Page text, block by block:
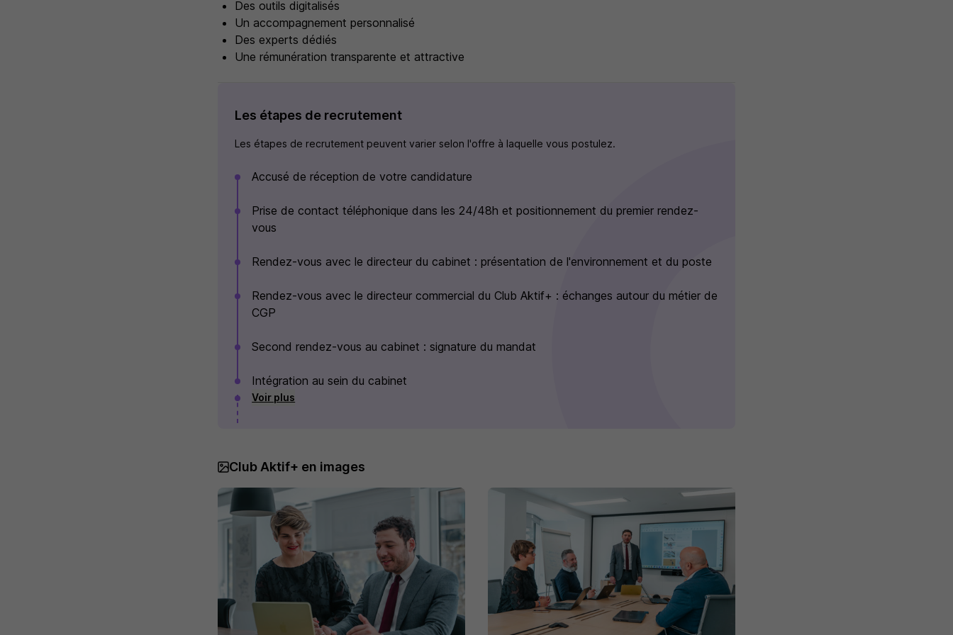
Des outils digitalisés
Un accompagnement personnalisé
Des experts dédiés
Une rémunération transparente et attractive
Les étapes de recrutement
Les étapes de recrutement peuvent varier selon l'offre à laquelle vous postulez.
Accusé de réception de votre candidature
Prise de contact téléphonique dans les 24/48h et positionnement du premier rendez-
vous
Rendez-vous avec le directeur du cabinet : présentation de l'environnement et du poste
Rendez-vous avec le directeur commercial du Club Aktif+ : échanges autour du métier de
CGP
Second rendez-vous au cabinet : signature du mandat
Intégration au sein du cabinet
Voir plus
Club Aktif+ en images